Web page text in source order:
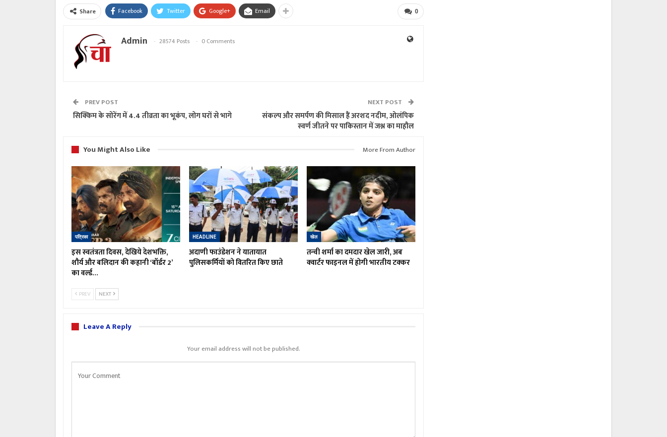
0
Share Facebook Twitter Google+ Email
Admin 28574 Posts 0 Comments
PREV POST
सिक्किम के सोरेंग में 4.4 तीव्रता का भूकंप, लोग घरों से भागे
NEXT POST
संकल्प और समर्पण की मिसाल हैं अरशद नदीम, ओलंपिक
स्वर्ण जीतने पर पाकिस्तान में जश्न का माहौल
You Might Also Like
More From Author
पत्रिका
इस स्वतंत्रता दिवस, देखिये देशभक्ति,
शौर्य और बलिदान की कहानी ‘बॉर्डर 2’
का वर्ल्ड…
HEADLINE
अदाणी फाउंडेशन ने यातायात
पुलिसकर्मियों को वितरित किए छाते
खेल
तन्वी शर्मा का दमदार खेल जारी, अब
क्वार्टर फाइनल में होगी भारतीय टक्कर
PREV NEXT
Leave A Reply
Your email address will not be published.